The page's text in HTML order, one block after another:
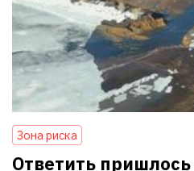
Зона риска
Ответить